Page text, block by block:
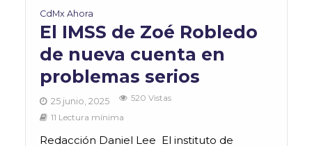
CdMx Ahora
El IMSS de Zoé Robledo
de nueva cuenta en
problemas serios
25 junio, 2025
520 Vistas
11 Lectura mínima
Redacción Daniel Lee El instituto de